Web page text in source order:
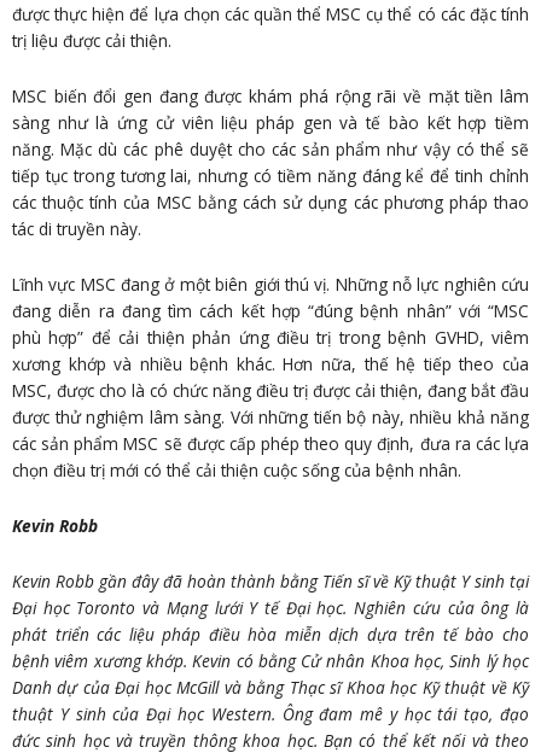
được thực hiện để lựa chọn các quần thể MSC cụ thể có các đặc tính
trị liệu được cải thiện.
MSC biến đổi gen đang được khám phá rộng rãi về mặt tiền lâm
sàng như là ứng cử viên liệu pháp gen và tế bào kết hợp tiềm
năng. Mặc dù các phê duyệt cho các sản phẩm như vậy có thể sẽ
tiếp tục trong tương lai, nhưng có tiềm năng đáng kể để tinh chỉnh
các thuộc tính của MSC bằng cách sử dụng các phương pháp thao
tác di truyền này.
Lĩnh vực MSC đang ở một biên giới thú vị. Những nỗ lực nghiên cứu
đang diễn ra đang tìm cách kết hợp “đúng bệnh nhân” với “MSC
phù hợp” để cải thiện phản ứng điều trị trong bệnh GVHD, viêm
xương khớp và nhiều bệnh khác. Hơn nữa, thế hệ tiếp theo của
MSC, được cho là có chức năng điều trị được cải thiện, đang bắt đầu
được thử nghiệm lâm sàng. Với những tiến bộ này, nhiều khả năng
các sản phẩm MSC sẽ được cấp phép theo quy định, đưa ra các lựa
chọn điều trị mới có thể cải thiện cuộc sống của bệnh nhân.
Kevin Robb
Kevin Robb gần đây đã hoàn thành bằng Tiến sĩ về Kỹ thuật Y sinh tại
Đại học Toronto và Mạng lưới Y tế Đại học. Nghiên cứu của ông là
phát triển các liệu pháp điều hòa miễn dịch dựa trên tế bào cho
bệnh viêm xương khớp. Kevin có bằng Cử nhân Khoa học, Sinh lý học
Danh dự của Đại học McGill và bằng Thạc sĩ Khoa học Kỹ thuật về Kỹ
thuật Y sinh của Đại học Western. Ông đam mê y học tái tạo, đạo
đức sinh học và truyền thông khoa học. Bạn có thể kết nối và theo